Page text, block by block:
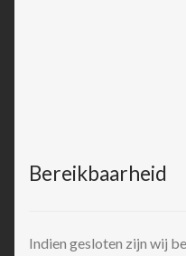
Bereikbaarheid
Indien gesloten zijn wij